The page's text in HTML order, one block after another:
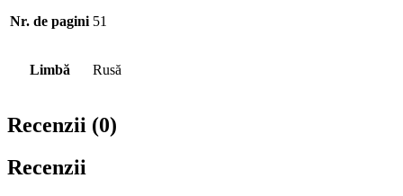
Nr. de pagini 51
Limbă Rusă
Recenzii (0)
Recenzii